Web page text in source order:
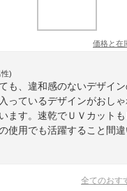
価格と在
)
も、違和感のないデザイ
っているデザインがおし
ます。速乾でＵＶカット
使用でも活躍すること間
全てのおす